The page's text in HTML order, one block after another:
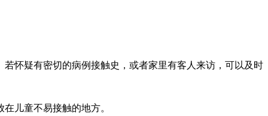
若怀疑有密切的病例接触史，或者家里有客人来访，可以及时
儿童不易接触的地方。